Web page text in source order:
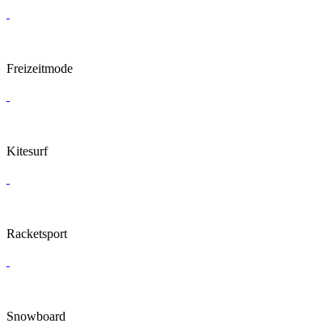
Freizeitmode
Kitesurf
Racketsport
Snowboard